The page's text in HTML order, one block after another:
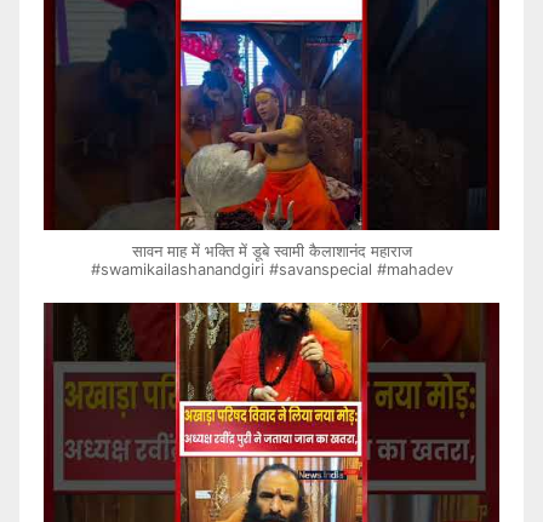
सावन माह में भक्ति में डूबे स्वामी कैलाशानंद महाराज
#swamikailashanandgiri #savanspecial #mahadev